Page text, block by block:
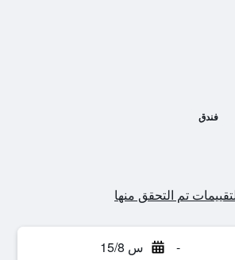
فندق
- س 15/8